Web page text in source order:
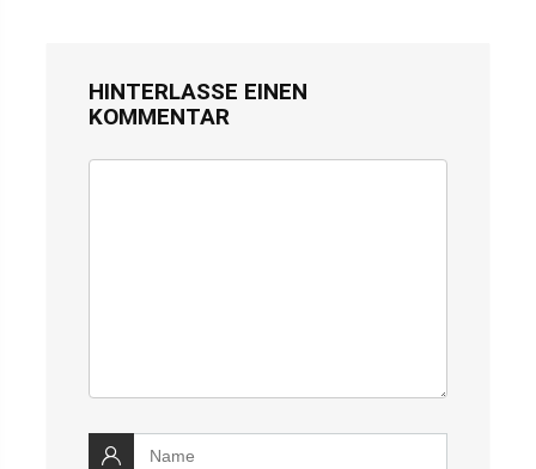
HINTERLASSE EINEN
KOMMENTAR